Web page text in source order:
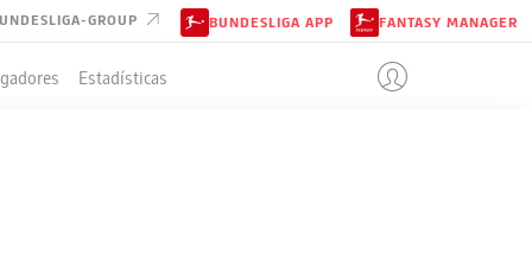
GROUP BUNDESLIGA APP FANTASY MANAGER
Estadísticas